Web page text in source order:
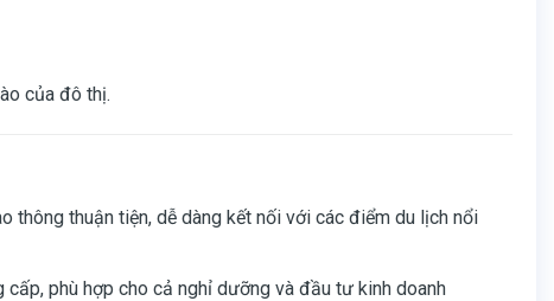
của đô thị.
thông thuận tiện, dễ dàng kết nối với các điểm du lịch nổi
phù hợp cho cả nghỉ dưỡng và đầu tư kinh doanh